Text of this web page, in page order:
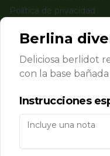
Política de privacidad
Redes sociales
Instagram
Facebook
Mi cuenta
Iniciar sesión
Berlina
Deliciosa berlidot
con la base
Instrucciones